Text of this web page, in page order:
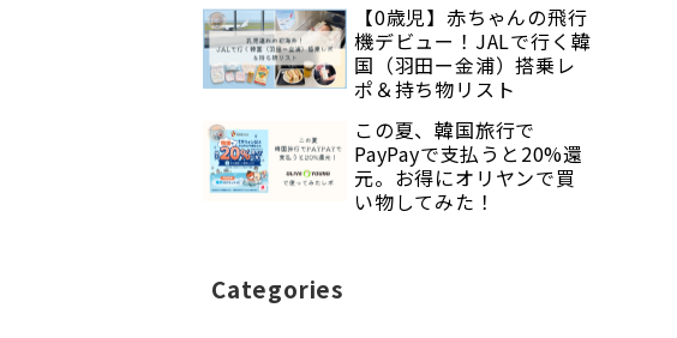
【0歳児】赤ちゃんの飛行
機デビュー！JALで行く韓
国（羽田ー金浦）搭乗レ
ポ＆持ち物リスト
この夏、韓国旅行で
PayPayで支払うと20%還
元。お得にオリヤンで買
い物してみた！
Categories